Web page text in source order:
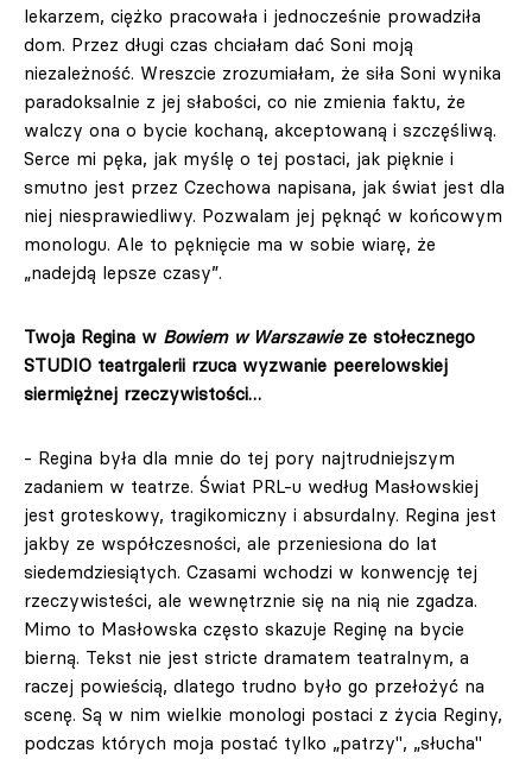
lekarzem, ciężko pracowała i jednocześnie prowadziła
dom. Przez długi czas chciałam dać Soni moją
niezależność. Wreszcie zrozumiałam, że siła Soni wynika
paradoksalnie z jej słabości, co nie zmienia faktu, że
walczy ona o bycie kochaną, akceptowaną i szczęśliwą.
Serce mi pęka, jak myślę o tej postaci, jak pięknie i
smutno jest przez Czechowa napisana, jak świat jest dla
niej niesprawiedliwy. Pozwalam jej pęknąć w końcowym
monologu. Ale to pęknięcie ma w sobie wiarę, że
„nadejdą lepsze czasy”.
Twoja Regina w Bowiem w Warszawieze stołecznego
STUDIO teatrgalerii rzuca wyzwanie peerelowskiej
siermiężnej rzeczywistości…
- Regina była dla mnie do tej pory najtrudniejszym
zadaniem w teatrze. Świat PRL-u według Masłowskiej
jest groteskowy, tragikomiczny i absurdalny. Regina jest
jakby ze współczesności, ale przeniesiona do lat
siedemdziesiątych. Czasami wchodzi w konwencję tej
rzeczywisteści, ale wewnętrznie się na nią nie zgadza.
Mimo to Masłowska często skazuje Reginę na bycie
bierną. Tekst nie jest stricte dramatem teatralnym, a
raczej powieścią, dlatego trudno było go przełożyć na
scenę. Są w nim wielkie monologi postaci z życia Reginy,
podczas których moja postać tylko „patrzy", „słucha"